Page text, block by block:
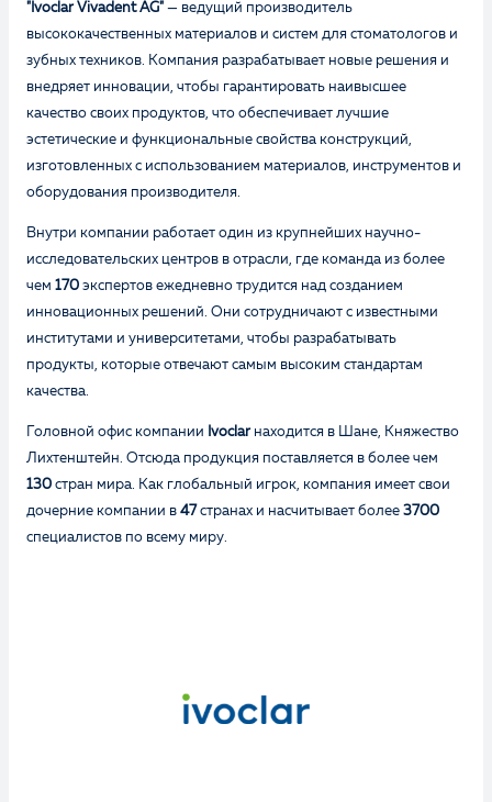
"Ivoclar Vivadent AG" — ведущий производитель
высококачественных материалов и систем для стоматологов и
зубных техников. Компания разрабатывает новые решения и
внедряет инновации, чтобы гарантировать наивысшее
качество своих продуктов, что обеспечивает лучшие
эстетические и функциональные свойства конструкций,
изготовленных с использованием материалов, инструментов и
оборудования производителя.
Внутри компании работает один из крупнейших научно-
исследовательских центров в отрасли, где команда из более
чем 170 экспертов ежедневно трудится над созданием
инновационных решений. Они сотрудничают с известными
институтами и университетами, чтобы разрабатывать
продукты, которые отвечают самым высоким стандартам
качества.
Головной офис компании Ivoclarнаходится в Шане, Княжество
Лихтенштейн. Отсюда продукция поставляется в более чем
130 стран мира. Как глобальный игрок, компания имеет свои
дочерние компании в 47 странах и насчитывает более 3700
специалистов по всему миру.